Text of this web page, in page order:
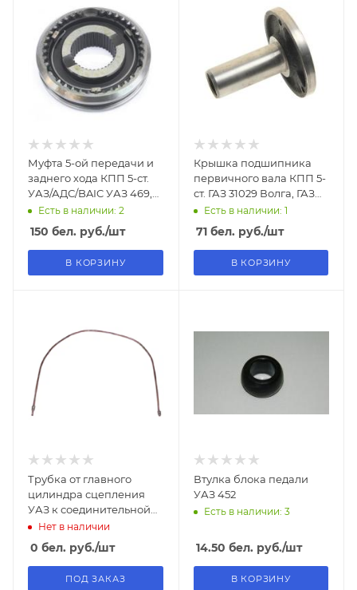
Муфта 5-ой передачи и
заднего хода КПП 5-ст.
УАЗ/АДС/BAIC УАЗ 469,
ХАНТЕР, 452 В СБОРЕ
Есть в наличии: 2
150 бел. руб./шт
В КОРЗИНУ
Крышка подшипника
первичного вала КПП 5-
ст. ГАЗ 31029 Волга, ГАЗ
3302 ГАЗель
Есть в наличии: 1
71бел. руб./шт
В КОРЗИНУ
Трубка от главного
цилиндра сцепления
УАЗ к соединительной
муфте
Нет в наличии
0 бел. руб./шт
ПОД ЗАКАЗ
Втулка блока педали
УАЗ 452
Есть в наличии: 3
14.50 бел. руб./шт
В КОРЗИНУ